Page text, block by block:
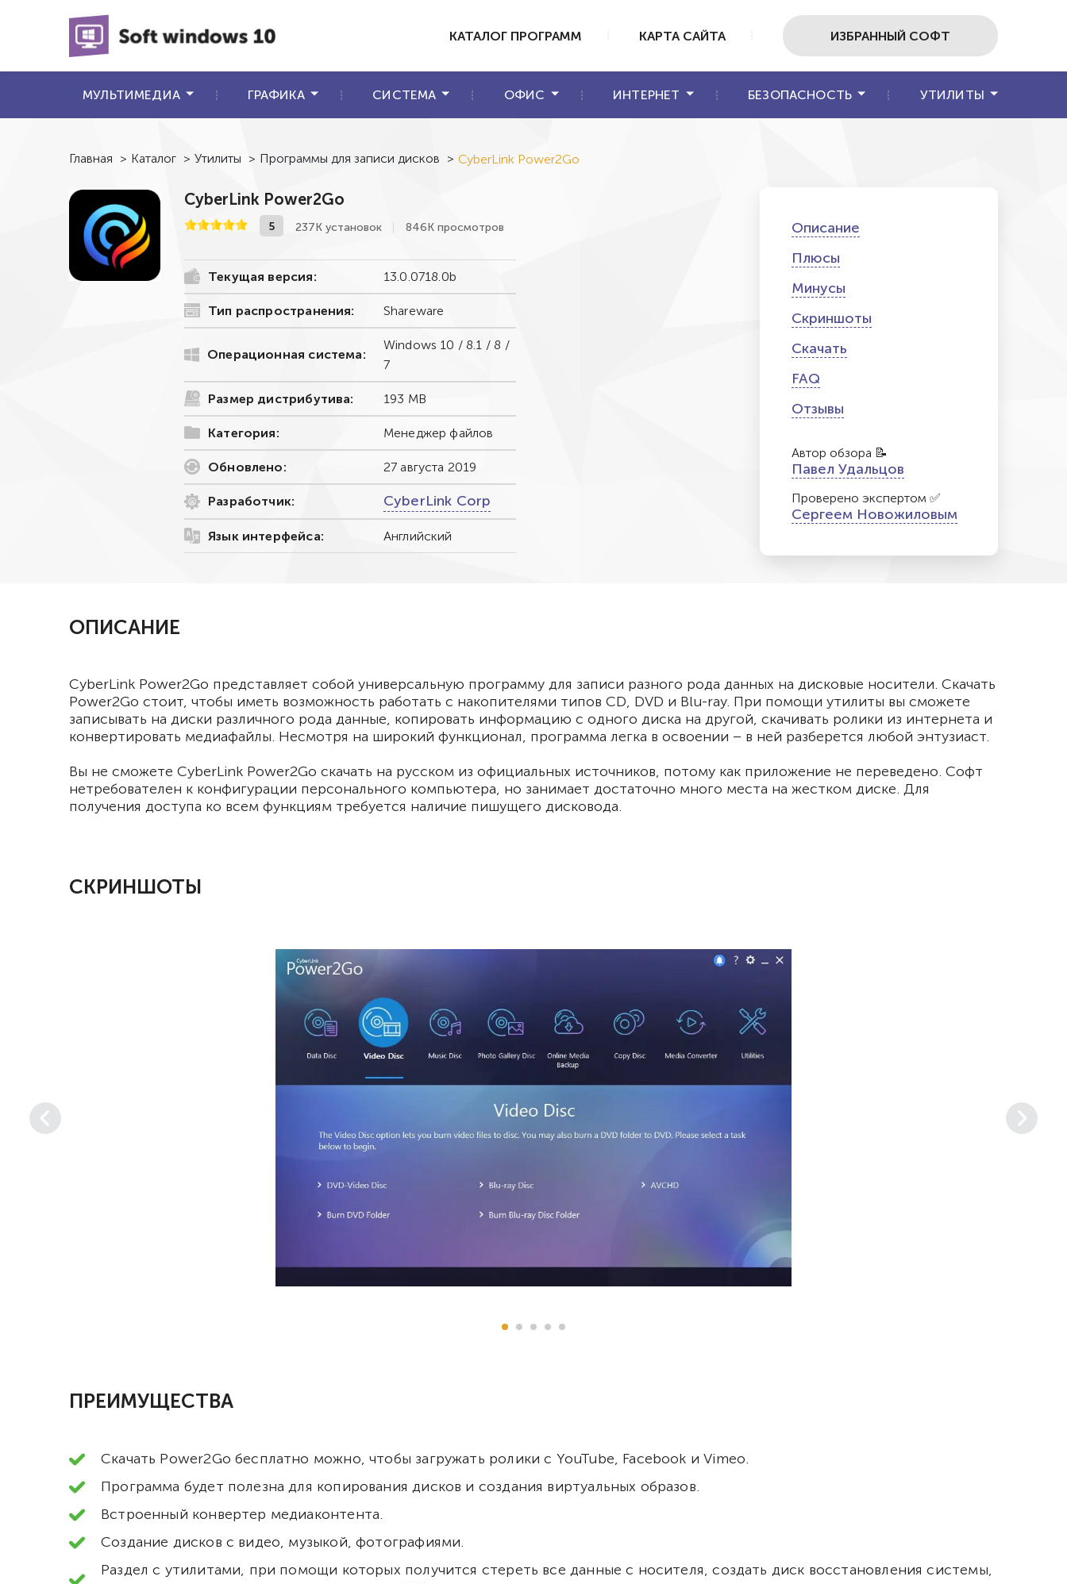
КАТАЛОГ ПРОГРАММ КАРТА САЙТА ИЗБРАННЫЙ СОФТ
МУЛЬТИМЕДИА ГРАФИКА СИСТЕМА ОФИС ИНТЕРНЕТ БЕЗОПАСНОСТЬ УТИЛИТЫ
Главная > Каталог > Утилиты > Программы для записи дисков > CyberLink Power2Go
CyberLink Power2Go
5 237К установок 846К просмотров
Текущая версия: 13.0.0718.0b
Тип распространения: Shareware
Операционная система:
Windows 10 / 8.1 / 8 /
7
Размер дистрибутива: 193 MB
Категория: Менеджер файлов
Обновлено: 27 августа 2019
Разработчик: CyberLink Corp
Язык интерфейса: Английский
Описание
Плюсы
Минусы
Скриншоты
Скачать
FAQ
Отзывы
Автор обзора 📝
Павел Удальцов
Проверено экспертом ✅
Сергеем Новожиловым
ОПИСАНИЕ
CyberLink Power2Go представляет собой универсальную программу для записи разного рода данных на дисковые носители. Скачать
Power2Go стоит, чтобы иметь возможность работать с накопителями типов CD, DVD и Blu-ray. При помощи утилиты вы сможете
записывать на диски различного рода данные, копировать информацию с одного диска на другой, скачивать ролики из интернета и
конвертировать медиафайлы. Несмотря на широкий функционал, программа легка в освоении – в ней разберется любой энтузиаст.
Вы не сможете CyberLink Power2Go скачать на русском из официальных источников, потому как приложение не переведено. Софт
нетребователен к конфигурации персонального компьютера, но занимает достаточно много места на жестком диске. Для
получения доступа ко всем функциям требуется наличие пишущего дисковода.
СКРИНШОТЫ
ПРЕИМУЩЕСТВА
Скачать Power2Go бесплатно можно, чтобы загружать ролики с YouTube, Facebook и Vimeo.
Программа будет полезна для копирования дисков и создания виртуальных образов.
Встроенный конвертер медиаконтента.
Создание дисков с видео, музыкой, фотографиями.
Раздел с утилитами, при помощи которых получится стереть все данные с носителя, создать диск восстановления системы,